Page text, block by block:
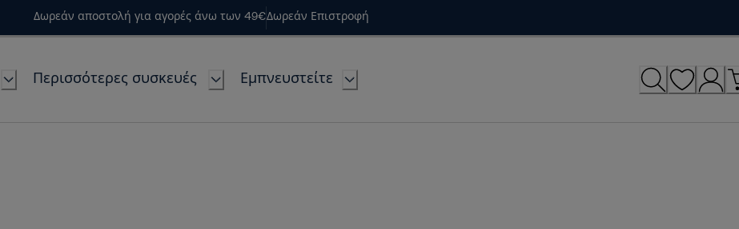
Δωρεάν αποστολή για αγορές άνω των 49€Δωρεάν Επιστροφή
Περισσότερες συσκευές Εμπνευστείτε